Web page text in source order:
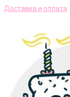
Доставка и оплата